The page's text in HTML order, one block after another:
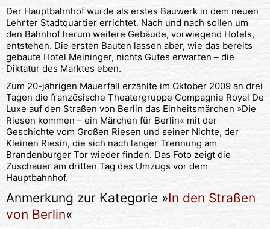
Der Hauptbahnhof wurde als erstes Bauwerk in dem neuen
Lehrter Stadtquartier errichtet. Nach und nach sollen um
den Bahnhof herum weitere Gebäude, vorwiegend Hotels,
entstehen. Die ersten Bauten lassen aber, wie das bereits
gebaute Hotel Meininger, nichts Gutes erwarten – die
Diktatur des Marktes eben.
Zum 20-jährigen Mauerfall erzählte im Oktober 2009 an drei
Tagen die französische Theatergruppe Compagnie Royal De
Luxe auf den Straßen von Berlin das Einheitsmärchen »Die
Riesen kommen – ein Märchen für Berlin« mit der
Geschichte vom Großen Riesen und seiner Nichte, der
Kleinen Riesin, die sich nach langer Trennung am
Brandenburger Tor wieder finden. Das Foto zeigt die
Zuschauer am dritten Tag des Umzugs vor dem
Hauptbahnhof.
Anmerkung zur Kategorie »In den Straßen
von Berlin«